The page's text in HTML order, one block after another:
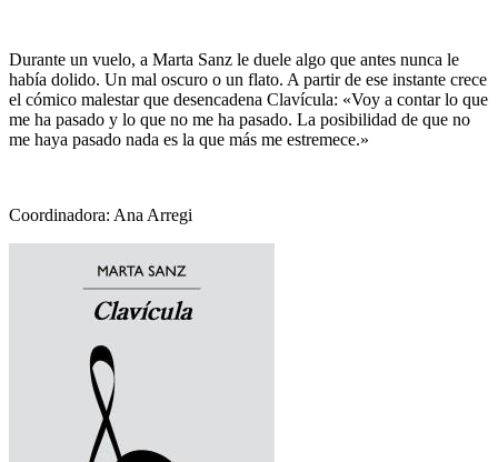
Durante un vuelo, a Marta Sanz le duele algo que antes nunca le
había dolido. Un mal oscuro o un flato. A partir de ese instante crece
el cómico malestar que desencadena Clavícula: «Voy a contar lo que
me ha pasado y lo que no me ha pasado. La posibilidad de que no
me haya pasado nada es la que más me estremece.»
Coordinadora: Ana Arregi